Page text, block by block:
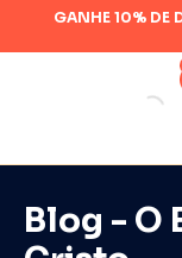
GANHE 10% DE
Blog - O